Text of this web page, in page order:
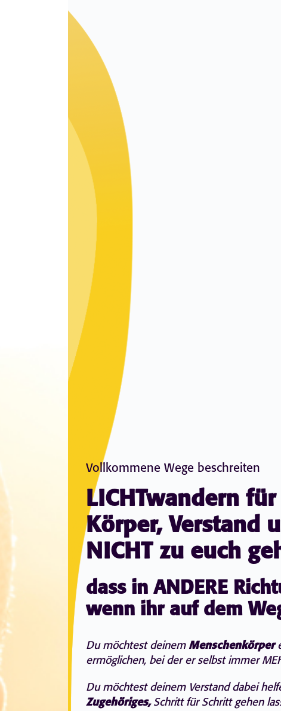
Vollkommene Wege beschreiten
LICHTwandern
Körper, Verstand
NICHT zu euch
dass in ANDERE
wenn ihr auf dem
Du möchtest deinem Menschenkörper
ermöglichen, bei der er selbst immer
Du möchtest deinem Verstand dabei
Zugehöriges,Schritt für Schritt gehen